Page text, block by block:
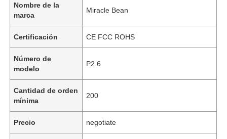
Nombre de la
marca
Miracle Bean
Certificación CE FCC ROHS
Número de
modelo
P2.6
Cantidad de orden
mínima
200
Precio negotiate